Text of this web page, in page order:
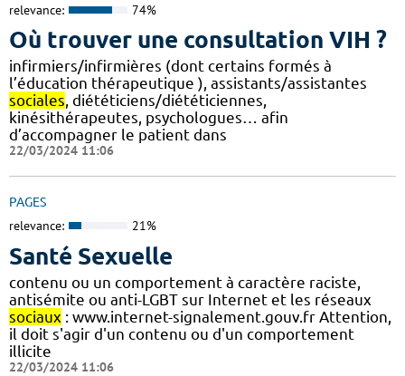
relevance: 74%
Où trouver une consultation VIH ?
infirmiers/infirmières (dont certains formés à
l’éducation thérapeutique ), assistants/assistantes
sociales, diététiciens/diététiciennes,
kinésithérapeutes, psychologues… afin
d’accompagner le patient dans
22/03/2024 11:06
PAGES
relevance: 21%
Santé Sexuelle
contenu ou un comportement à caractère raciste,
antisémite ou anti-LGBT sur Internet et les réseaux
sociaux : www.internet-signalement.gouv.fr Attention,
il doit s'agir d'un contenu ou d'un comportement
illicite
22/03/2024 11:06